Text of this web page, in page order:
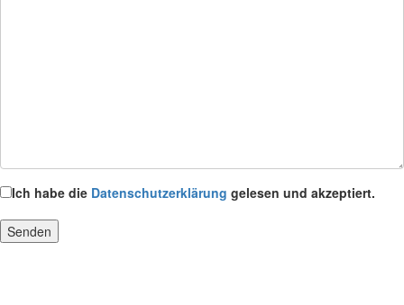
Ich habe die Datenschutzerklärung gelesen und akzeptiert.